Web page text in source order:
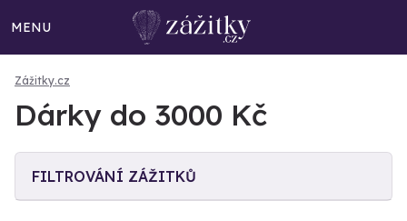
MENU
Zážitky.cz
Dárky do 3000 Kč
FILTROVÁNÍ ZÁŽITKŮ